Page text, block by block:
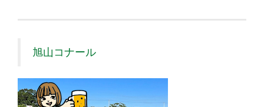
旭山コナール